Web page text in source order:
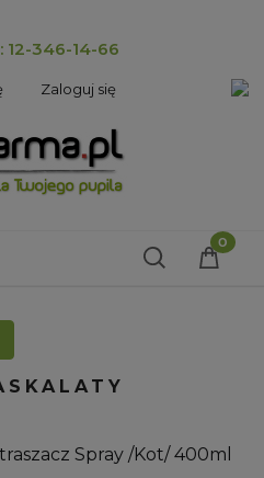
12-346-14-66
Zaloguj się
Spray /Kot/ 400ml